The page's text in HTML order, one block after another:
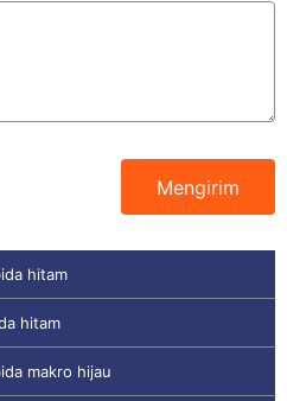
Mengirim
hitam
hitam
makro hijau